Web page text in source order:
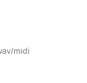
midi